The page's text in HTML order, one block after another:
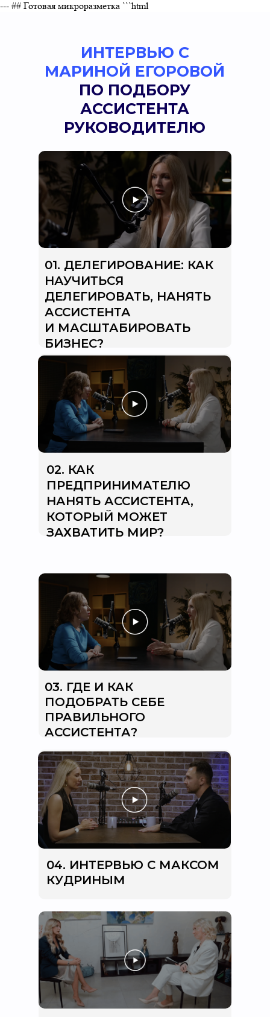
--- ## Готовая микроразметка ```html
ИНТЕРВЬЮ С
МАРИНОЙ ЕГОРОВОЙ
ПО ПОДБОРУ
АССИСТЕНТА
РУКОВОДИТЕЛЮ
01. ДЕЛЕГИРОВАНИЕ: КАК
НАУЧИТЬСЯ
ДЕЛЕГИРОВАТЬ, НАНЯТЬ
АССИСТЕНТА
И МАСШТАБИРОВАТЬ
БИЗНЕС?
02. КАК
ПРЕДПРИНИМАТЕЛЮ
НАНЯТЬ АССИСТЕНТА,
КОТОРЫЙ МОЖЕТ
ЗАХВАТИТЬ МИР?
03. ГДЕ И КАК
ПОДОБРАТЬ СЕБЕ
ПРАВИЛЬНОГО
АССИСТЕНТА?
04. ИНТЕРВЬЮ С МАКСОМ
КУДРИНЫМ